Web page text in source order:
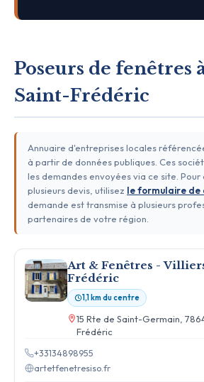
Poseurs de fenêtres
Saint-Frédéric
Annuaire d'entreprises locales
à partir de données publiques. Ces
les demandes envoyées via ce site.
plusieurs devis, utilisez le formulaire de
demande est transmise à plusieurs
partenaires de votre région.
Art & Fenêtres -
Frédéric
1,1 km du centre
15 Rte de Saint-Germain,
Frédéric
+33134898955
artetfenetresiso.fr